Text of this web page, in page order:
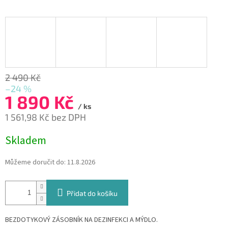
2 490 Kč
–24 %
1 890 Kč / ks
1 561,98 Kč bez DPH
cena:
Skladem
Můžeme doručit do: 11.8.2026
Přidat do košíku
BEZDOTYKOVÝ ZÁSOBNÍK NA DEZINFEKCI A MÝDLO.